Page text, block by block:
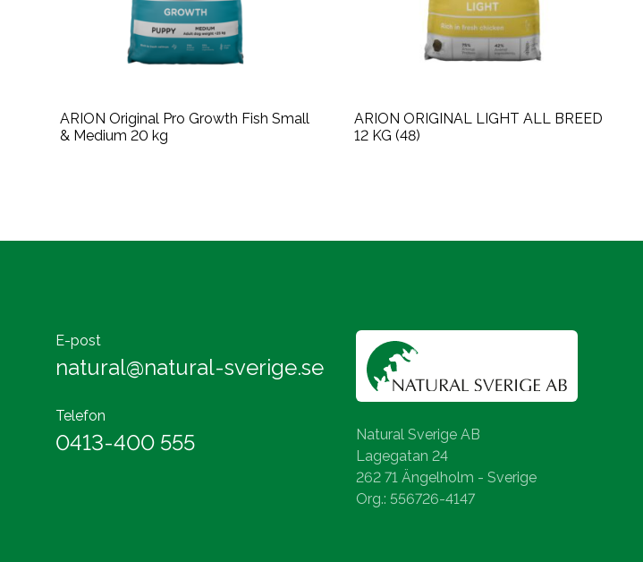
ARION Original Pro Growth Fish Small
& Medium 20 kg
ARION ORIGINAL LIGHT ALL BREED
12 KG (48)
E-post
natural@natural-sverige.se
Telefon
0413-400 555
Natural Sverige AB
Lagegatan 24
262 71 Ängelholm - Sverige
Org.: 556726-4147